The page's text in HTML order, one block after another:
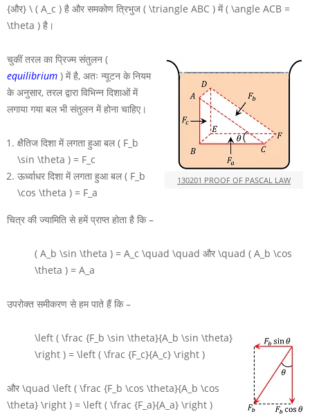
{और} \ ( A_c ) है और समकोण त्रिभुज ( \triangle ABC ) में( \angle ACB =
\theta ) है।
130201 PROOF OF PASCAL LAW
चुकीं तरल का प्रिज्म संतुलन (
equilibrium ) में है, अतः न्यूटन के नियम
के अनुसार, तरल द्वारा विभिन्न दिशाओं में
लगाया गया बल भी संतुलन में होना चाहिए।
क्षैतिज दिशा में लगता हुआ बल( F_b
\sin \theta ) = F_c
ऊर्ध्वाधर दिशा में लगता हुआ बल( F_b
\cos \theta ) = F_a
चित्र की ज्यामिति से हमें प्राप्त होता है कि –
( A_b \sin \theta ) = A_c \quad \quad और \quad ( A_b \cos
\theta ) = A_a
उपरोक्त समीकरण से हम पाते हैं कि –
\left ( \frac {F_b \sin \theta}{A_b \sin \theta}
\right ) = \left ( \frac {F_c}{A_c} \right )
और \quad \left ( \frac {F_b \cos \theta}{A_b \cos
\theta} \right ) = \left ( \frac {F_a}{A_a} \right )